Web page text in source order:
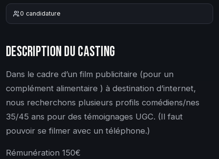
0 candidature
DESCRIPTION DU CASTING
Dans le cadre d’un film publicitaire (pour un
complément alimentaire ) à destination d’internet,
nous recherchons plusieurs profils comédiens/nes
35/45 ans pour des témoignages UGC. (Il faut
pouvoir se filmer avec un téléphone.)
Rémunération 150€